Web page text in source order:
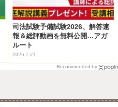
司法試験予備試験2026、解答速
報＆総評動画を無料公開…アガ
ルート
2026.7.21
Recommended by